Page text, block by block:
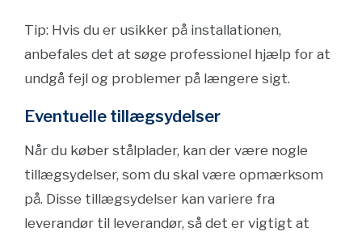
Tip: Hvis du er usikker på installationen,
anbefales det at søge professionel hjælp for at
undgå fejl og problemer på længere sigt.
Eventuelle tillægsydelser
Når du køber stålplader, kan der være nogle
tillægsydelser, som du skal være opmærksom
på. Disse tillægsydelser kan variere fra
leverandør til leverandør, så det er vigtigt at